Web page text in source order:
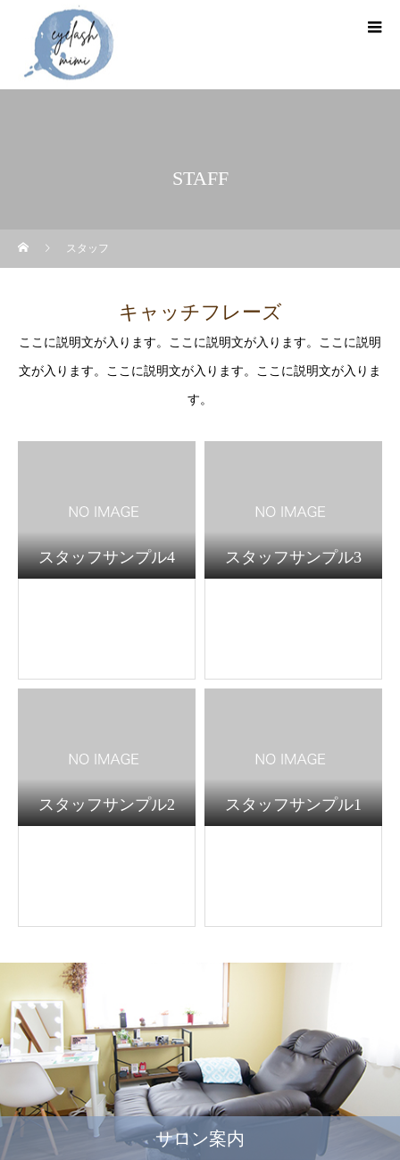
STAFF
スタッフ
キャッチフレーズ
ここに説明文が入ります。ここに説明文が入ります。ここに説明
文が入ります。ここに説明文が入ります。ここに説明文が入りま
す。
スタッフサンプル4 スタッフサンプル3
スタッフサンプル2 スタッフサンプル1
サロン案内